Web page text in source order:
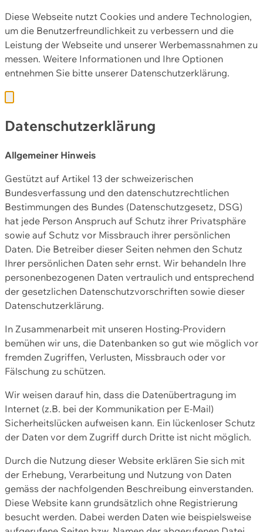
Diese Webseite nutzt Cookies und andere Technologien,
um die Benutzerfreundlichkeit zu verbessern und die
Leistung der Webseite und unserer Werbemassnahmen zu
messen. Weitere Informationen und Ihre Optionen
entnehmen Sie bitte unserer Datenschutzerklärung.
Datenschutzerklärung
Allgemeiner Hinweis
Gestützt auf Artikel 13 der schweizerischen
Bundesverfassung und den datenschutzrechtlichen
Bestimmungen des Bundes (Datenschutzgesetz, DSG)
hat jede Person Anspruch auf Schutz ihrer Privatsphäre
sowie auf Schutz vor Missbrauch ihrer persönlichen
Daten. Die Betreiber dieser Seiten nehmen den Schutz
Ihrer persönlichen Daten sehr ernst. Wir behandeln Ihre
personenbezogenen Daten vertraulich und entsprechend
der gesetzlichen Datenschutzvorschriften sowie dieser
Datenschutzerklärung.
In Zusammenarbeit mit unseren Hosting-Providern
bemühen wir uns, die Datenbanken so gut wie möglich vor
fremden Zugriffen, Verlusten, Missbrauch oder vor
Fälschung zu schützen.
Wir weisen darauf hin, dass die Datenübertragung im
Internet (z.B. bei der Kommunikation per E-Mail)
Sicherheitslücken aufweisen kann. Ein lückenloser Schutz
der Daten vor dem Zugriff durch Dritte ist nicht möglich.
Durch die Nutzung dieser Website erklären Sie sich mit
der Erhebung, Verarbeitung und Nutzung von Daten
gemäss der nachfolgenden Beschreibung einverstanden.
Diese Website kann grundsätzlich ohne Registrierung
besucht werden. Dabei werden Daten wie beispielsweise